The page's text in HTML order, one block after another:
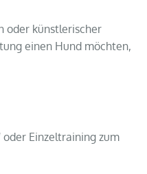
oder künstlerischer
einen Hund möchten,
oder Einzeltraining zum